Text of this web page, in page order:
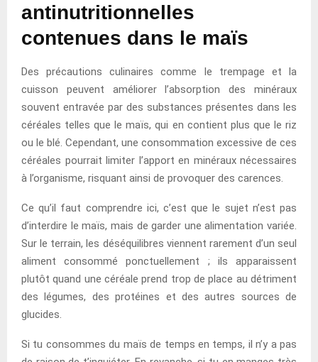
antinutritionnelles
contenues dans le maïs
Des précautions culinaires comme le trempage et la
cuisson peuvent améliorer l’absorption des minéraux
souvent entravée par des substances présentes dans les
céréales telles que le maïs, qui en contient plus que le riz
ou le blé. Cependant, une consommation excessive de ces
céréales pourrait limiter l’apport en minéraux nécessaires
à l’organisme, risquant ainsi de provoquer des carences.
Ce qu’il faut comprendre ici, c’est que le sujet n’est pas
d’interdire le maïs, mais de garder une alimentation variée.
Sur le terrain, les déséquilibres viennent rarement d’un seul
aliment consommé ponctuellement ; ils apparaissent
plutôt quand une céréale prend trop de place au détriment
des légumes, des protéines et des autres sources de
glucides.
Si tu consommes du maïs de temps en temps, il n’y a pas